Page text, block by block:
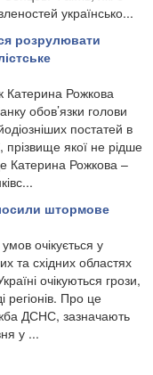
українсько...
розрулювати
Катерина Рожкова
обов’язки голови
постатей в
прізвище якої не рідше
Катерина Рожкова –
штормове
очікується у
та східних областях
очікуються грози,
регіонів. Про це
ДСНС, зазначають
у ...